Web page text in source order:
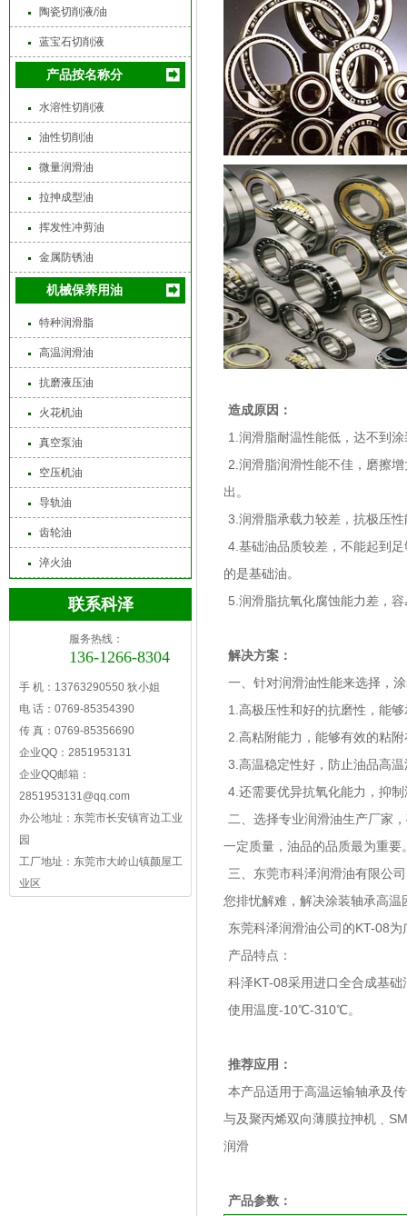
陶瓷切削液/油
蓝宝石切削液
产品按名称分
水溶性切削液
油性切削油
微量润滑油
拉抻成型油
挥发性冲剪油
金属防锈油
机械保养用油
特种润滑脂
高温润滑油
抗磨液压油
火花机油
真空泵油
空压机油
导轨油
齿轮油
淬火油
联系科泽
服务热线：
136-1266-8304
手 机：13763290550 狄小姐
电 话：0769-85354390
传 真：0769-85356690
企业QQ：2851953131
企业QQ邮箱：
2851953131@qq.com
办公地址：东莞市长安镇宵边工业
园
工厂地址：东莞市大岭山镇颜屋工
业区
造成原因：
1.润滑脂耐温性能低，达不到
2.润滑脂润滑性能不佳，磨擦
出。
3.润滑脂承载力较差，抗极压
4.基础油品质较差，不能起到
的是基础油。
5.润滑脂抗氧化腐蚀能力差，
解决方案：
一、针对润滑油性能来选择，
1.高极压性和好的抗磨性，能
2.高粘附能力，能够有效的粘
3.高温稳定性好，防止油品高
4.还需要优异抗氧化能力，抑
二、选择专业润滑油生产厂家
一定质量，油品的品质最为重要
三、东莞市科泽润滑油有限公
您排忧解难，解决涂装轴承高温
东莞科泽润滑油公司的KT-08
产品特点：
科泽KT-08采用进口全合成基
使用温度-10℃-310℃。
推荐应用：
本产品适用于高温运输轴承及
与及聚丙烯双向薄膜拉抻机
润滑
产品参数：